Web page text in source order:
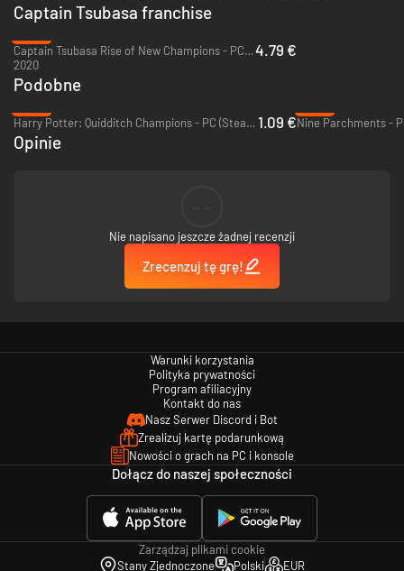
Captain Tsubasa franchise
Captain Tsubasa Rise of New Champions - PC (Steam)
2020
4.79 €
Podobne
Harry Potter: Quidditch Champions - PC (Steam) 1.09 €Nine Parchments -
Opinie
Nie napisano jeszcze żadnej recenzji
Zrecenzuj tę grę!
Warunki korzystania
Polityka prywatności
Program afiliacyjny
Kontakt do nas
Nasz Serwer Discord i Bot
Zrealizuj kartę podarunkową
Nowości o grach na PC i konsole
Dołącz do naszej społeczności
Zarządzaj plikami cookie
Stany Zjednoczone
Polski EUR